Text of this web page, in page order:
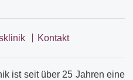
Kontakt
ist seit über 25 Jahren eine